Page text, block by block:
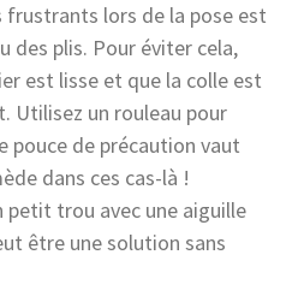
frustrants lors de la pose est
des plis. Pour éviter cela,
est lisse et que la colle est
Utilisez un rouleau pour
pouce de précaution vaut
dans ces cas-là !
petit trou avec une aiguille
être une solution sans